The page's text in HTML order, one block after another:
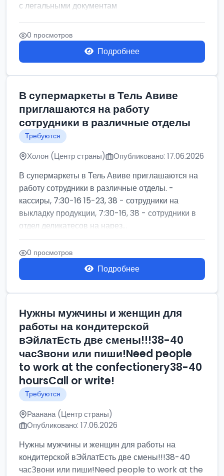
с легальными документам
0 просмотров
Подробнее
В супермаркеты в Тель Авиве
приглашаются на работу
сотрудники в различные отделы
Требуются
Холон (Центр страны) Опубликовано: 17.06.2026
В супермаркеты в Тель Авиве приглашаются на
работу сотрудники в различные отделы. -
кассиры, 7:30-16 15-23, 38 - сотрудники на
выкладку продукции, 7:30-16, 38 - сотрудники в
отдел деликатесов на нарез...
0 просмотров
Подробнее
Нужны мужчины и женщин для
работы на кондитерской
вЭйлатЕсть две смены!!!38-40
часЗвони или пиши!Need people
to work at the confectionery38-40
hoursCall or write!
Требуются
Раанана (Центр страны)
Опубликовано: 17.06.2026
Нужны мужчины и женщин для работы на
кондитерской вЭйлатЕсть две смены!!!38-40
часЗвони или пиши!Need people to work at the